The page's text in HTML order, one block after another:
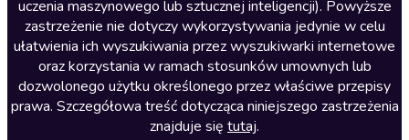
Polityka
Prasa
Religia
Romans
uczenia maszynowego lub sztucznej inteligencji). Powyższe
zastrzeżenie nie dotyczy wykorzystywania jedynie w celu
ułatwienia ich wyszukiwania przez wyszukiwarki internetowe
oraz korzystania w ramach stosunków umownych lub
dozwolonego użytku określonego przez właściwe przepisy
prawa. Szczegółowa treść dotycząca niniejszego zastrzeżenia
znajduje się tutaj.